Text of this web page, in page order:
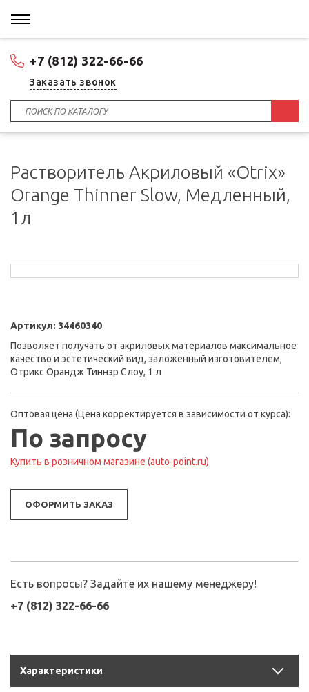
+7 (812) 322-66-66
Заказать звонок
Растворитель Акриловый «Otrix»
Orange Thinner Slow, Медленный,
1л
Артикул: 34460340
Позволяет получать от акриловых материалов максимальное
качество и эстетический вид, заложенный изготовителем,
Отрикс Орандж Тиннэр Слоу, 1 л
Оптовая цена (Цена корректируется в зависимости от курса):
По запросу
Купить в розничном магазине (auto-point.ru)
ОФОРМИТЬ ЗАКАЗ
Есть вопросы? Задайте их нашему менеджеру!
+7 (812) 322-66-66
Характеристики